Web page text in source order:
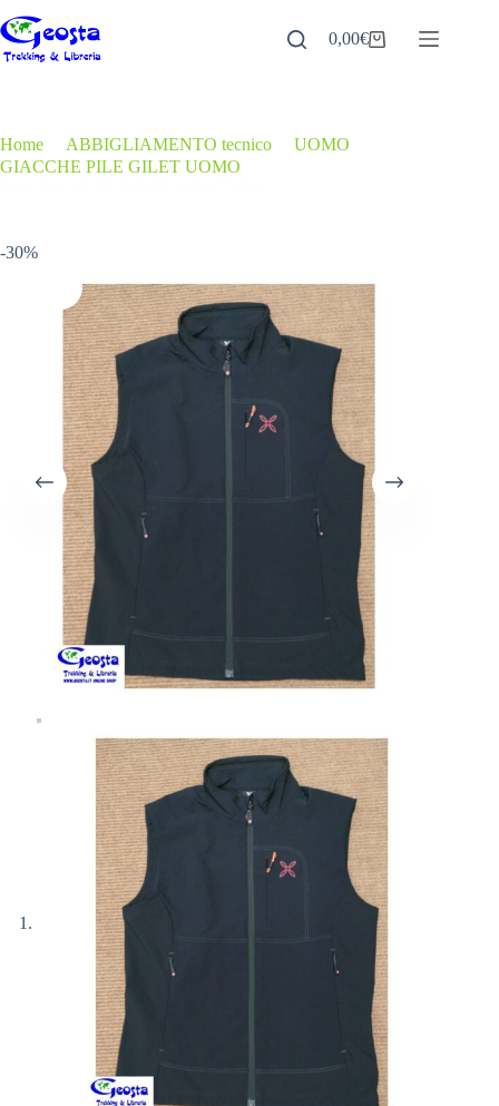
al
contenuto
Carrello
0,00€
Home ABBIGLIAMENTO tecnico UOMO
GIACCHE PILE GILET UOMO
-30%